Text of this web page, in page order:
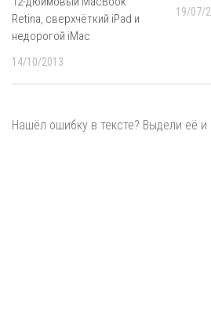
Retina, сверхчёткий iPad и
недорогой iMac
14/10/2013
19/07/
Нашёл ошибку в тексте? Выдели её